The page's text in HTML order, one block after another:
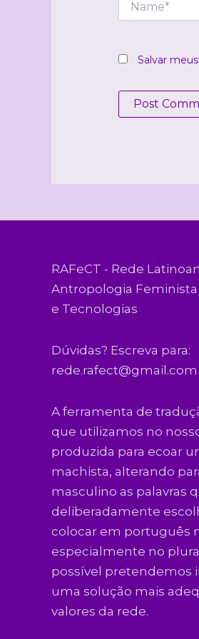
Salvar
RAFeCT - Rede
Antropologia Feminista
e Tecnologias
Dúvidas? Escreva para:
rede.rafect@gmail.com
A ferramenta de
que utilizamos no
produzida para ecoar
machista, alterando
masculino as palavras
deliberadamente
colocar em português
especialmente no
possível pretendemos
uma solução mais
valores da rede.